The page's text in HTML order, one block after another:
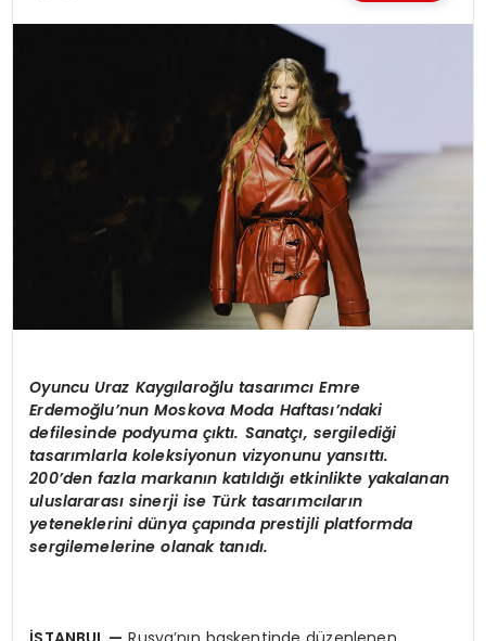
Oyuncu Uraz Kaygılaroğlu tasarımcı Emre
Erdemoğlu’nun Moskova Moda Haftası’ndaki
defilesinde podyuma çıktı. Sanatçı, sergilediği
tasarımlarla koleksiyonun vizyonunu yansıttı.
200’den fazla markanın katıldığı etkinlikte yakalanan
uluslararası sinerji ise Türk tasarımcıların
yeteneklerini dünya çapında prestijli platformda
sergilemelerine olanak tanıdı.